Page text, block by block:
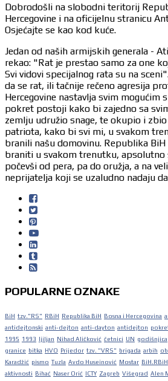
Dobrodošli na slobodni teritorij
Hercegovine i na oficijelnu stranicu
Osjećajte se kao kod kuće.
Jedan od naših armijskih generala -
rekao: "Rat je prestao samo za one
Svi vidovi specijalnog rata su na
da se rat, ili tačnije rečeno agresija
Hercegovine nastavlja svim mogućim
pokret postoji kako bi zajedno sa
zemlju udružio snage, te okupio i
patriota, kako bi svi mi, u svakom
branili našu domovinu. Republika BiH
braniti u svakom trenutku, apsolutno
počevši od pera, pa do oružja, a na
neprijatelja koji se uzaludno nadaju
POPULARNE OZNAKE
BiH tzv."RS" RBiH Republika BiH Bosna i Hercegovina
antidejtonski anti-dejton anti-dayton antidejton
1995 1993 ljiljan Nihad Aličković četnici UN godišnjica
granice bitka HVO Prijedor tzv. "VRS" brigada arbih
Karadžić pismo Tuzla Avdo Huseinović Mostar BiH.RBiH
aktivnosti Bihać Naser Orić ICTY Zagreb Višegrad Alen